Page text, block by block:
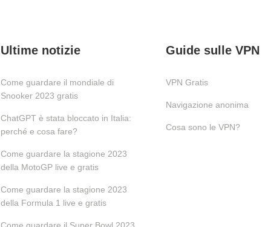
Ultime notizie
Come guardare il mondiale di
Snooker 2023 gratis
ChatGPT è stata bloccato in Italia:
perché e cosa fare?
Come guardare la stagione 2023
della MotoGP live e gratis
Come guardare la stagione 2023
della Formula 1 live e gratis
Guide sulle VPN
VPN Gratis
Navigazione anonima
Cosa sono le VPN?